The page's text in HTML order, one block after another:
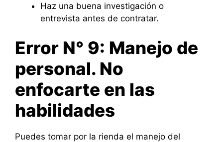
Haz una buena investigación o
entrevista antes de contratar.
Error N° 9: Manejo de
personal. No
enfocarte en las
habilidades
Puedes tomar por la rienda el manejo del